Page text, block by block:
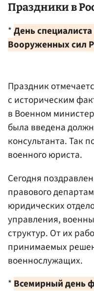
Праздники в
*День
Вооруженных сил
Праздник
с историческим
в Военном
была введена
консультанта. Так
военного юриста.
Сегодня
правового
юридических
управления,
структур. От их
принимаемых
военнослужащих.
* Всемирный день